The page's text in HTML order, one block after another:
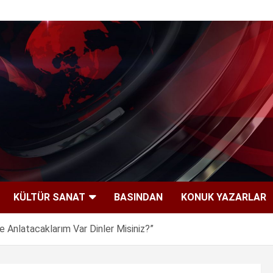
KÜLTÜR SANAT BASINDAN KONUK YAZARLAR
Anlatacaklarım Var Dinler Misiniz?”